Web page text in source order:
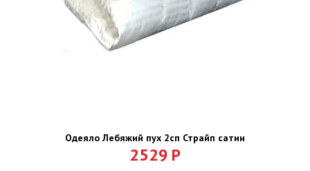
Одеяло Лебяжий пух 2сп Страйп сатин
2529 Р